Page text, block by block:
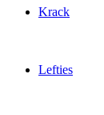
Krack
Lefties